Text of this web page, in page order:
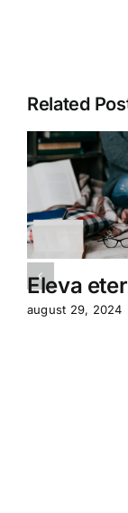
Related
Eleva
august 29, 2024